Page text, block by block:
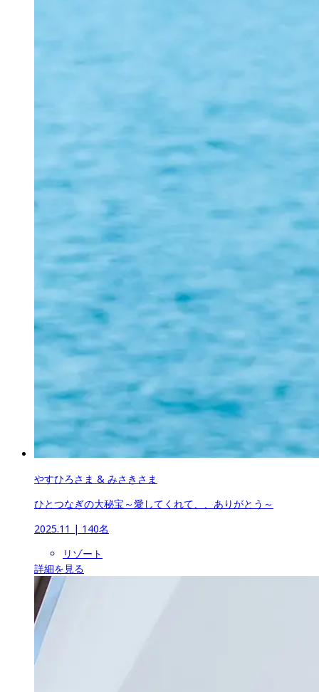
やすひろさま & みさきさま
ひとつなぎの大秘宝～愛してくれて、、ありがとう～
2025.11 | 140名
リゾート
詳細を見る